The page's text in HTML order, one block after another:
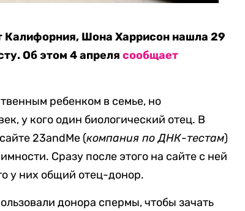
Шона Харрисон нашла 29
Об этом 4 апрелясообщает
ребенком в семье, но
у кого один биологический отец. В
23andMe (компания по ДНК-тестам)
Сразу после этого на сайте с ней
у них общий отец-донор.
донора спермы, чтобы зачать